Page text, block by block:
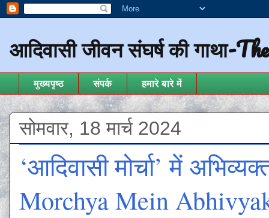
आदिवासी जीवन संघर्ष की
मुख्यपृष्ठ संपर्क हमारे बारे में
सोमवार, 18 मार्च 2024
‘आदिवासी मोर्चा’ में
Morchya Mein